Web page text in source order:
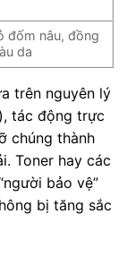
đốm nâu, đồng
da
trên nguyên lý
tác động trực
chúng thành
Toner hay các
bảo vệ”
bị tăng sắc